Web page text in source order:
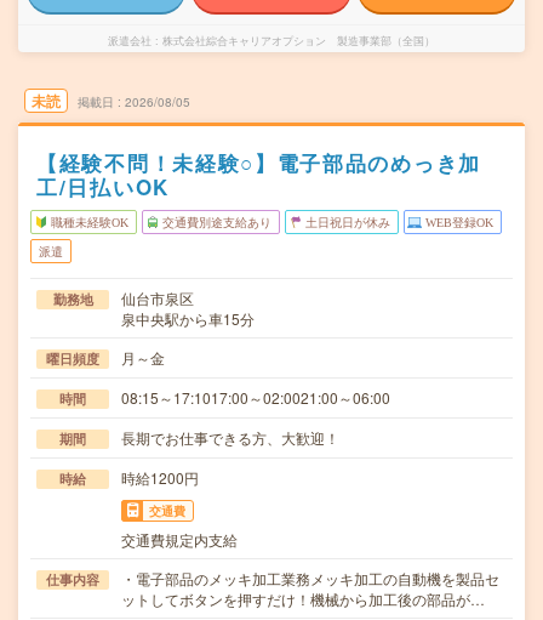
派遣会社 株式会社綜合キャリアオプション 製造事業部（全国）
未読 掲載日 2026/08/05
【経験不問！未経験○】電子部品のめっき加
工/日払いOK
職種未経験OK 交通費別途支給あり 土日祝日が休み WEB登録OK
派遣
勤務地
仙台市泉区
泉中央駅から車15分
曜日頻度 月～金
時間 08:15～17:1017:00～02:0021:00～06:00
期間 長期でお仕事できる方、大歓迎！
時給 時給1200円
交通費
交通費規定内支給
仕事内容
・電子部品のメッキ加工業務メッキ加工の自動機を製品セ
ットしてボタンを押すだけ！機械から加工後の部品が…